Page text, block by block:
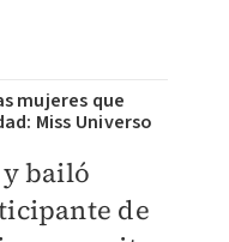
mujeres que
Miss Universo
bailó
de